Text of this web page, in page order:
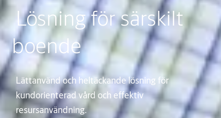
Lösning för särskilt
boende
Lättanvänd och heltäckande lösning för
kundorienterad vård och effektiv
resursanvändning.